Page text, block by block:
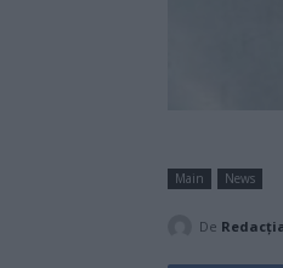
Main News
De